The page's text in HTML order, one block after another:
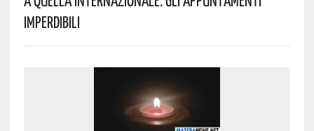
Imperdibili